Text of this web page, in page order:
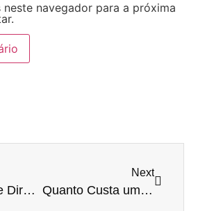
neste navegador para a próxima
Advogado de Direito de Família e Sucessões: Quando Procurar e Como Ele Pode Ajudar Você
Next
Quanto Custa um Inventário Extrajudicial? Taxas, Impostos e Honorários em Detalhes